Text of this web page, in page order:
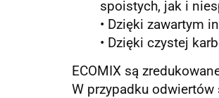
spoistych, jak i
• Dzięki zawartym
• Dzięki czystej
ECOMIX są
W przypadku